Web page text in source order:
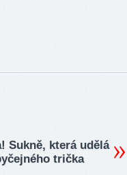
Sukně, která udělá
trička